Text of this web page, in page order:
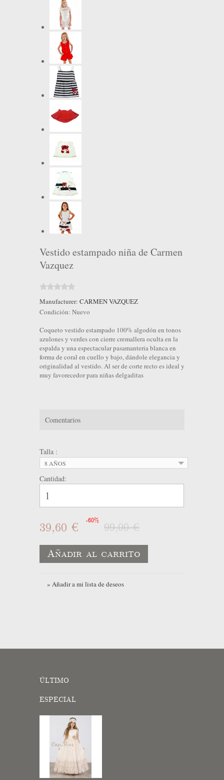
Vestido estampado niña de Carmen
Vazquez
Manufacturer: CARMEN VAZQUEZ
Condición: Nuevo
Coqueto vestido estampado 100% algodón en tonos
azulones y verdes con cierre cremallera oculta en la
espalda y una espectacular pasamanteria blanca en
forma de coral en cuello y bajo, dándole elegancia y
originalidad al vestido. Al ser de corte recto es ideal y
muy favorecedor para niñas delgaditas
Comentarios
Talla :
8 AÑOS
Cantidad:
39,60 € -60%
99,00 €
Añadir al carrito
» Añadir a mi lista de deseos
ÚLTIMO
ESPECIAL